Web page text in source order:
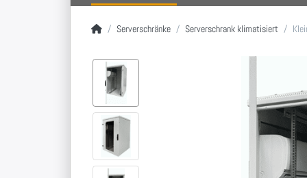
Startseite
Serverschränke Serverschrank klimatisiert